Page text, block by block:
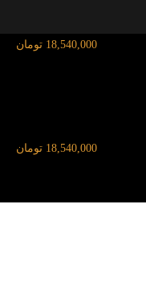
18,540,000 تومان
18,540,000 تومان